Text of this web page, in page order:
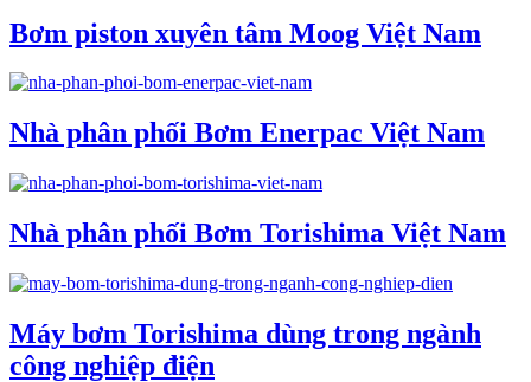
Bơm piston xuyên tâm Moog Việt Nam
Nhà phân phối Bơm Enerpac Việt Nam
Nhà phân phối Bơm Torishima Việt Nam
Máy bơm Torishima dùng trong ngành
công nghiệp điện